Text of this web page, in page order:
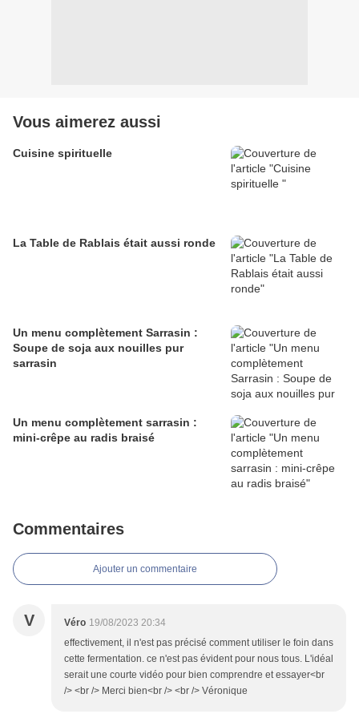
Vous aimerez aussi
Cuisine spirituelle
La Table de Rablais était aussi ronde
Un menu complètement Sarrasin :
Soupe de soja aux nouilles pur
sarrasin
Un menu complètement sarrasin :
mini-crêpe au radis braisé
Commentaires
Ajouter un commentaire
V Véro 19/08/2023 20:34
effectivement, il n'est pas précisé comment utiliser le foin dans
cette fermentation. ce n'est pas évident pour nous tous. L'idéal
serait une courte vidéo pour bien comprendre et essayer<br
/> <br /> Merci bien<br /> <br /> Véronique